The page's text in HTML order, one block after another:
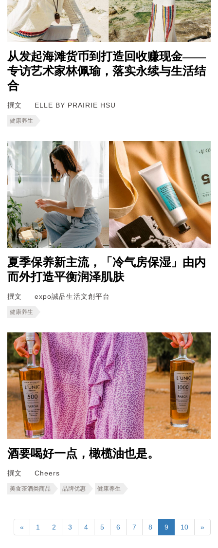
从发起海滩货币到打造回收赚现金——
专访艺术家林佩瑜，落实永续与生活结
合
撰文 ELLE BY PRAIRIE HSU
健康养生
夏季保养新主流，「冷气房保湿」由内
而外打造平衡润泽肌肤
撰文 expo誠品生活文創平台
健康养生
酒要喝好一点，橄榄油也是。
撰文 Cheers
美食茶酒类商品 品牌优惠 健康养生
« 1 2 3 4 5 6 7 8 9 10 »